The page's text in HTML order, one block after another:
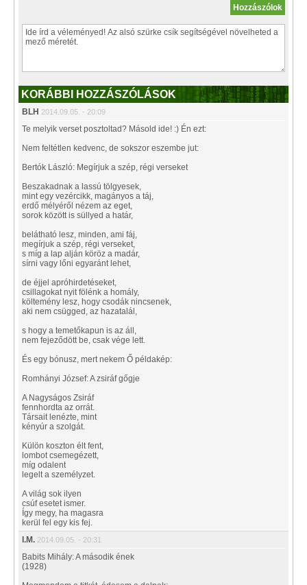
KORÁBBI HOZZÁSZÓLÁSOK
BLH 2014.09.05. - 20:09
Te melyik verset posztoltad? Másold ide! :) Én ezt:
Nem feltétlen kedvenc, de sokszor eszembe jut:
Bertók László: Megírjuk a szép, régi verseket
Beszakadnak a lassú tölgyesek,
mint egy vezércikk, magányos a táj,
erdő mélyéről nézem az eget,
sorok között is süllyed a határ,
belátható lesz, minden, ami fáj,
megírjuk a szép, régi verseket,
s míg a lap alján köröz a madár,
sírni vagy lőni egyaránt lehet,
de éjjel apróhirdetéseket,
csillagokat nyit fölénk a homály,
költemény lesz, hogy csodák nincsenek,
aki nem csügged, az hazatalál,
s hogy a temetőkapun is az áll,
nem fejeződött be, csak vége lett.
És egy bónusz, mert nekem Ő példakép:
Romhányi József: A zsiráf gőgje
A Nagyságos Zsiráf
fennhordta az orrát.
Társait lenézte, mint
kényúr a szolgát.
Külön koszton élt fent,
lombot csemegézett,
míg odalent
legelt a személyzet.
A világ sok ilyen
csúf esetet ismer.
Így megy, ha magasra
kerül fel egy kis fej.
I.M. 2014.09.05. - 20:31
Babits Mihály: A második ének
(1928)